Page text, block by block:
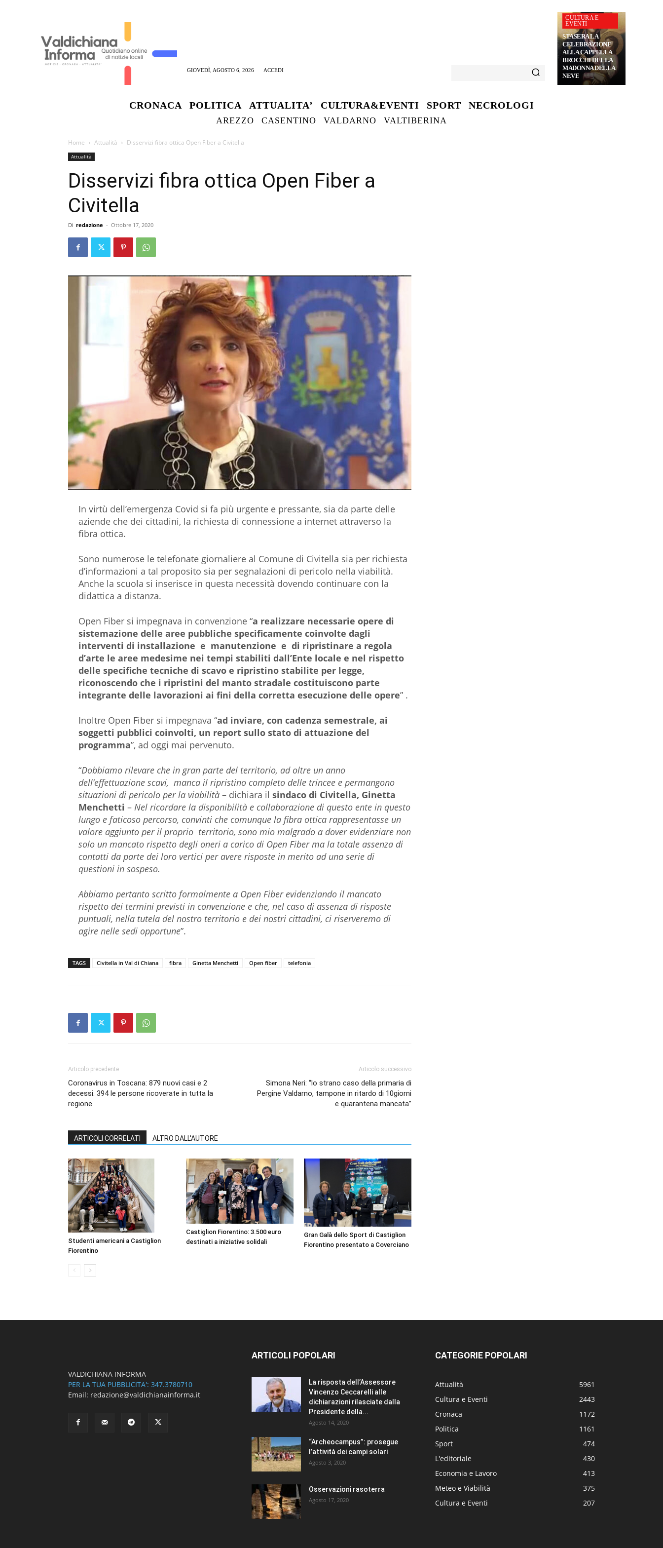
GIOVEDÌ, AGOSTO 6, 2026 ACCEDI
CULTURA E
EVENTI
STASERA LA
CELEBRAZIONE
ALLA CAPPELLA
BROCCHI DELLA
MADONNA DELLA
NEVE
CRONACA POLITICA ATTUALITA’ CULTURA&EVENTI SPORT NECROLOGI
AREZZO CASENTINO VALDARNO VALTIBERINA
Home Attualità Disservizi fibra ottica Open Fiber a Civitella
Attualità
Disservizi fibra ottica Open Fiber a
Civitella
Di redazione - Ottobre 17, 2020
In virtù dell’emergenza Covid si fa più urgente e pressante, sia da parte delle
aziende che dei cittadini, la richiesta di connessione a internet attraverso la
fibra ottica.
Sono numerose le telefonate giornaliere al Comune di Civitella sia per richiesta
d’informazioni a tal proposito sia per segnalazioni di pericolo nella viabilità.
Anche la scuola si inserisce in questa necessità dovendo continuare con la
didattica a distanza.
Open Fiber si impegnava in convenzione “a realizzare necessarie opere di
sistemazione delle aree pubbliche specificamente coinvolte dagli
interventi di installazione e manutenzione e di ripristinare a regola
d’arte le aree medesime nei tempi stabiliti dall’Ente locale e nel rispetto
delle specifiche tecniche di scavo e ripristino stabilite per legge,
riconoscendo che i ripristini del manto stradale costituiscono parte
integrante delle lavorazioni ai fini della corretta esecuzione delle opere” .
Inoltre Open Fiber si impegnava “ad inviare, con cadenza semestrale, ai
soggetti pubblici coinvolti, un report sullo stato di attuazione del
programma”, ad oggi mai pervenuto.
“Dobbiamo rilevare che in gran parte del territorio, ad oltre un anno
dell’effettuazione scavi, manca il ripristino completo delle trincee e permangono
situazioni di pericolo per la viabilità– dichiara il sindaco di Civitella, Ginetta
Menchetti – Nel ricordare la disponibilità e collaborazione di questo ente in questo
lungo e faticoso percorso, convinti che comunque la fibra ottica rappresentasse un
valore aggiunto per il proprio territorio, sono mio malgrado a dover evidenziare non
solo un mancato rispetto degli oneri a carico di Open Fiber ma la totale assenza di
contatti da parte dei loro vertici per avere risposte in merito ad una serie di
questioni in sospeso.
Abbiamo pertanto scritto formalmente a Open Fiber evidenziando il mancato
rispetto dei termini previsti in convenzione e che, nel caso di assenza di risposte
puntuali, nella tutela del nostro territorio e dei nostri cittadini, ci riserveremo di
agire nelle sedi opportune”.
TAGS Civitella in Val di Chiana fibra Ginetta Menchetti Open fiber telefonia
Articolo precedente
Coronavirus in Toscana: 879 nuovi casi e 2
decessi. 394 le persone ricoverate in tutta la
regione
Articolo successivo
Simona Neri: “lo strano caso della primaria di
Pergine Valdarno, tampone in ritardo di 10giorni
e quarantena mancata”
ARTICOLI CORRELATI ALTRO DALL'AUTORE
Studenti americani a Castiglion
Fiorentino
Castiglion Fiorentino: 3.500 euro
destinati a iniziative solidali
Gran Galà dello Sport di Castiglion
Fiorentino presentato a Coverciano
VALDICHIANA INFORMA
PER LA TUA PUBBLICITA': 347.3780710
Email: redazione@valdichianainforma.it
ARTICOLI POPOLARI
La risposta dell’Assessore
Vincenzo Ceccarelli alle
dichiarazioni rilasciate dalla
Presidente della...
Agosto 14, 2020
“Archeocampus”: prosegue
l’attività dei campi solari
Agosto 3, 2020
Osservazioni rasoterra
Agosto 17, 2020
CATEGORIE POPOLARI
Attualità
5961
Cultura e Eventi
2443
Cronaca
1172
Politica
1161
Sport
474
L'editoriale
430
Economia e Lavoro
413
Meteo e Viabilità
375
Cultura e Eventi
207